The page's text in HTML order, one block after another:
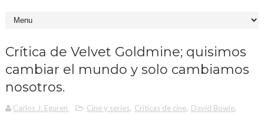
Crítica de Velvet Goldmine; quisimos
cambiar el mundo y solo cambiamos
nosotros.
Carlos J. Eguren Cine y series, Críticas de cine, David Bowie,